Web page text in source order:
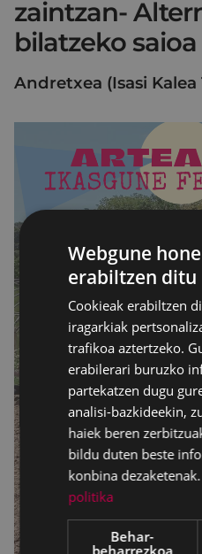
zaintzan-
bilatzeko saioa
Andretxea (Isasi Kalea
Webgune
erabiltzen ditu
Cookieak erabiltzen
iragarkiak
trafikoa aztertzeko.
erabilerari buruzko
partekatzen dugu
analisi-bazkideekin,
haiek beren
bildu duten beste
konbina dezaketenak.
politika
Behar-
beharrezkoa